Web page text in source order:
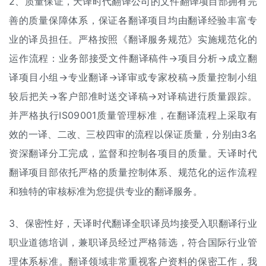
善的质量保障体系，保证各翻译项目均由翻译经验丰富专
业的译员担任。严格按照《翻译服务规范》实施规范化的
运作流程：业务部接受文件翻译稿件→项目分析→成立翻
译项目小组→专业翻译→译审或专家校稿→质量控制小组
较后把关→客户部准时送交译稿→对译稿进行质量跟踪。
并严格执行IS09001质量管理标准，在翻译流程上采取有
效的一译、二改、三校四审的流程以保证质量，分别由3名
资深翻译分工完成，监督和控制各项目的质量。天译时代
翻译项目部依托严格的质量控制体系、规范化的运作流程
和独特的审核标准为您提供专业的翻译服务。
3、保密性好，天译时代翻译全职译员均接受入职翻译行业
职业道德培训，兼职译员经过严格筛选，符合国际行业管
理体系标准。翻译领域非常重视客户资料的保密工作，我